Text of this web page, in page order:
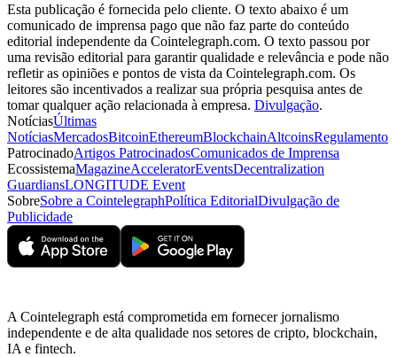
Esta publicação é fornecida pelo cliente. O texto abaixo é um
comunicado de imprensa pago que não faz parte do conteúdo
editorial independente da Cointelegraph.com. O texto passou por
uma revisão editorial para garantir qualidade e relevância e pode não
refletir as opiniões e pontos de vista da Cointelegraph.com. Os
leitores são incentivados a realizar sua própria pesquisa antes de
tomar qualquer ação relacionada à empresa. Divulgação.
NotíciasÚltimas
NotíciasMercadosBitcoinEthereumBlockchainAltcoinsRegulamento
PatrocinadoArtigos PatrocinadosComunicados de Imprensa
EcossistemaMagazineAcceleratorEventsDecentralization
GuardiansLONGITUDE Event
SobreSobre a CointelegraphPolítica EditorialDivulgação de
Publicidade
A Cointelegraph está comprometida em fornecer jornalismo
independente e de alta qualidade nos setores de cripto, blockchain,
IA e fintech.